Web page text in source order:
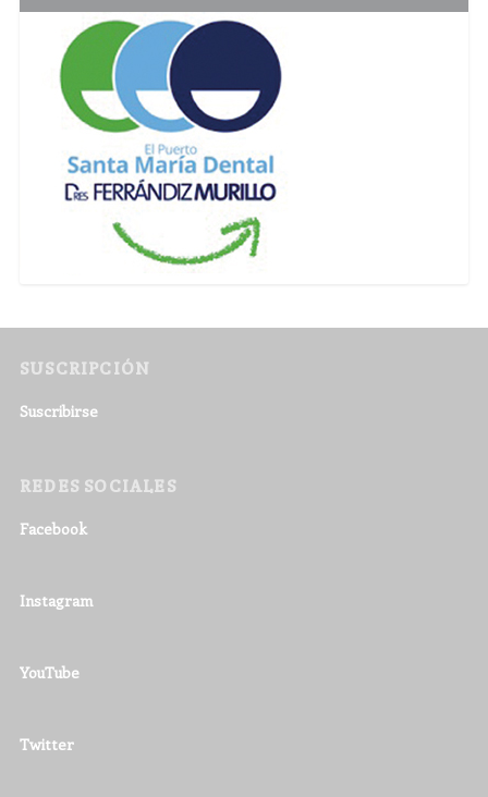
SUSCRIPCIÓN
Suscribirse
REDES SOCIALES
Facebook
Instagram
YouTube
Twitter